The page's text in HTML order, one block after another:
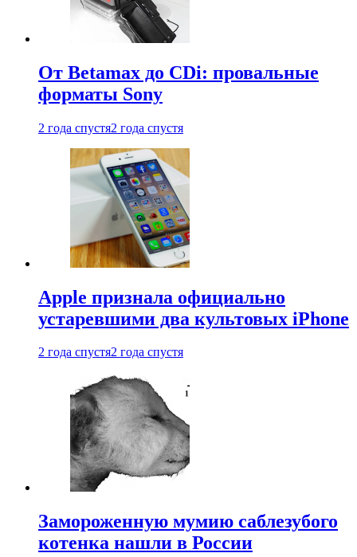
От Betamax до CDi: провальные
форматы Sony
2 года спустя2 года спустя
Apple признала официально
устаревшими два культовых iPhone
2 года спустя2 года спустя
Замороженную мумию саблезубого
котенка нашли в России